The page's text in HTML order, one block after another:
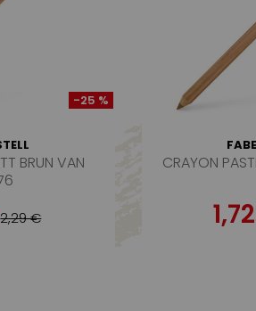
-25 %
BRUN VAN
2,29 €
CRAYON